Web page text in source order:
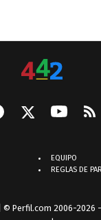
EQUIPO
REGLAS DE
| © Perfil.com 2006-2026